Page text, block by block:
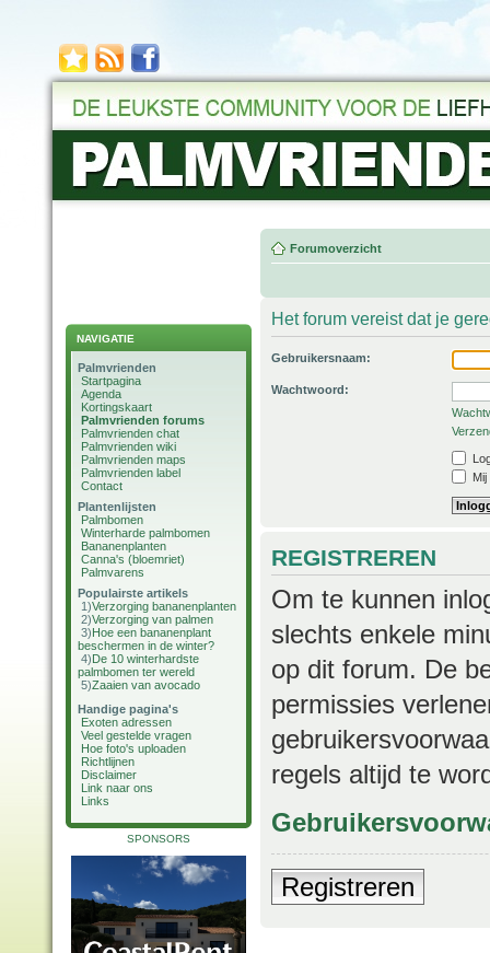
NAVIGATIE
Palmvrienden
Startpagina
Agenda
Kortingskaart
Palmvrienden forums
Palmvrienden chat
Palmvrienden wiki
Palmvrienden maps
Palmvrienden label
Contact
Plantenlijsten
Palmbomen
Winterharde palmbomen
Bananenplanten
Canna's (bloemriet)
Palmvarens
Populairste artikels
1)Verzorging bananenplanten
2)Verzorging van palmen
3)Hoe een bananenplant
beschermen in de winter?
4)De 10 winterhardste
palmbomen ter wereld
5)Zaaien van avocado
Handige pagina's
Exoten adressen
Veel gestelde vragen
Hoe foto's uploaden
Richtlijnen
Disclaimer
Link naar ons
Links
SPONSORS
Forumoverzicht
Het forum vereist dat je
Gebruikersnaam:
Wachtwoord:
REGISTREREN
Om te kunnen
slechts enkele
op dit forum. De
permissies
regels altijd te
Registreren